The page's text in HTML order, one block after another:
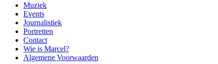
Muziek
Events
Journalistiek
Portretten
Contact
Wie is Marcel?
Algemene Voorwaarden